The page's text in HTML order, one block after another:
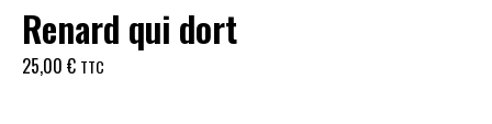
Renard qui dort
25,00 € TTC